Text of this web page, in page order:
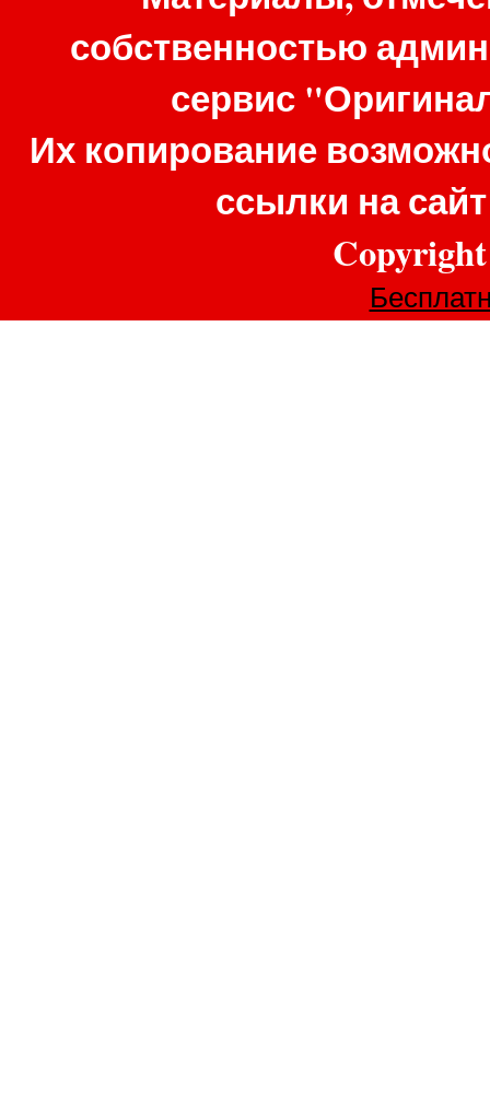
собственностью
сервис
Их копирование
ссылки на